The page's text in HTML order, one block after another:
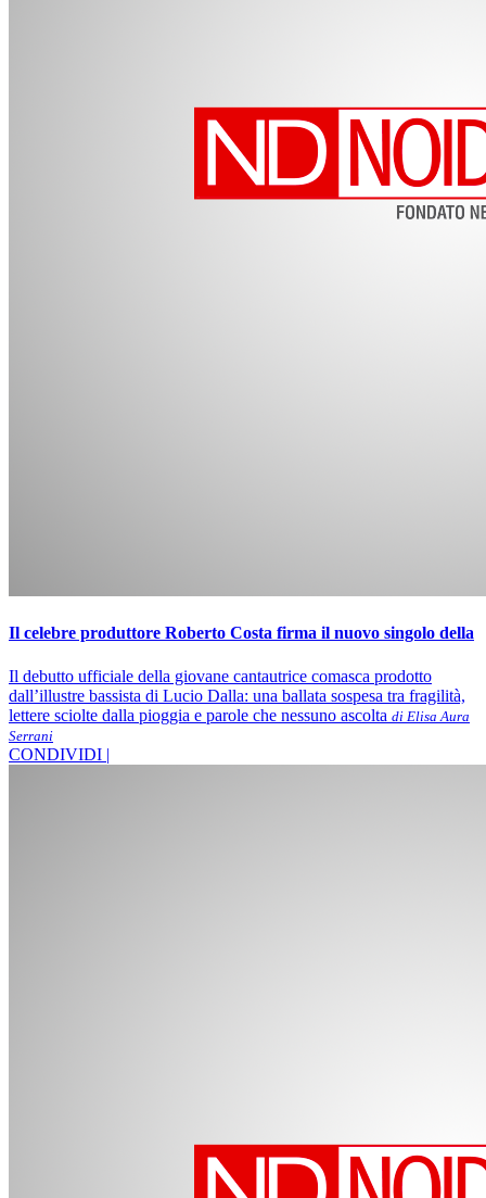
Il celebre produttore Roberto Costa firma il nuovo singolo della
Il debutto ufficiale della giovane cantautrice comasca prodotto
dall’illustre bassista di Lucio Dalla: una ballata sospesa tra fragilità,
lettere sciolte dalla pioggia e parole che nessuno ascolta di Elisa Aura
Serrani
CONDIVIDI |